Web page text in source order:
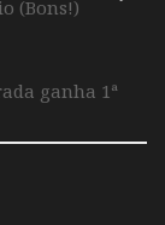
(Bons!)
ganha 1ª